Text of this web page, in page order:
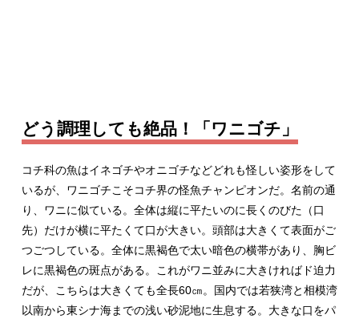
どう調理しても絶品！「ワニゴチ」
コチ科の魚はイネゴチやオニゴチなどどれも怪しい姿形をして
いるが、ワニゴチこそコチ界の怪魚チャンピオンだ。名前の通
り、ワニに似ている。全体は縦に平たいのに長くのびた（口
先）だけが横に平たくて口が大きい。頭部は大きくて表面がご
つごつしている。全体に黒褐色で太い暗色の横帯があり、胸ビ
レに黒褐色の斑点がある。これがワニ並みに大きければド迫力
だが、こちらは大きくても全長60㎝。国内では若狭湾と相模湾
以南から東シナ海までの浅い砂泥地に生息する。大きな口をパ